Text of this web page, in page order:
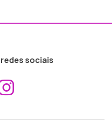
sociais
ao